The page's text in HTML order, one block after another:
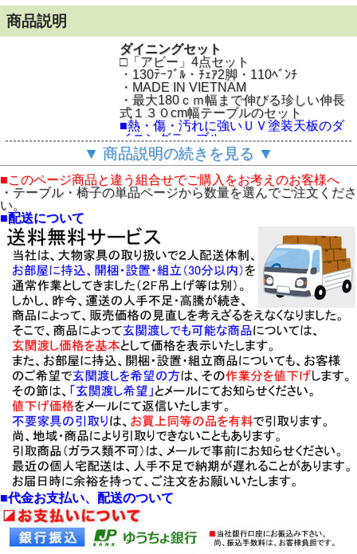
商品説明
□「アビー」ダイ
ニングシリーズ
「アビー」130伸
長テーブル
「アビー」ダイニ
ングチェア
「アビー」110ベ
ンチ
「アビー」140ベ
ンチ
ダイニングセット
□「アビー」4点セット
・130ﾃｰﾌﾞﾙ・ﾁｪｱ2脚・110ﾍﾞﾝﾁ
・MADE IN VIETNAM
・最大180ｃｍ幅まで伸びる珍しい伸長
式１３０cm幅テーブルのセット
■熱・傷・汚れに強いＵＶ塗装天板のダ
イニングテーブル
・国内メーカー海外工場製、安心してご
使用いただけます。
・木部は、国内環境安全基準F☆☆☆素
材を使用しています。
【基本仕様】
150・160・180*D85*H70cm
・天板：ピカピカ仕上げ、ハイグロス・
ＵＶ塗装
・天板は、高級感のある木目柄の入った
ホワイト色
・脚部：タモ突板・ウレタン塗装
・テーブルは、天板を継ぎ足して130・
150・160・180幅に伸びる伸長式
□チェア：W46*D56.5*H95.5・SH45cm
□110ベンチ：W110*D40*H45cm
・木部：タモ無垢材・ウレタン塗装
・座面：PVCレザー・ホワイト色張地
・テーブル、椅子（２脚単位）、ベンチ
は、単品販売します。
・こちらの4点セット以外の組み合わせ
価格は、お問い合わせください。
◆ご注意
・人気品に付き、しばしば在庫切れにな
ります。
・事前の在庫の問い合わせをお願いしま
す
・組み立て込み・送料無料
縄・離島除く）でお届け。
・大型家具の配送は、基本、お部屋入れ
込み開梱・組み立て込価格
・不明点はMAILにて、お問合せくださ
▼ 商品説明の続きを見る ▼
■このページ商品と違う組合せでご購入をお考えのお客様へ
・テーブル・椅子の単品ページから数量を選んでご注文くださ
い。
■配送について
■代金お支払い、配送のついて